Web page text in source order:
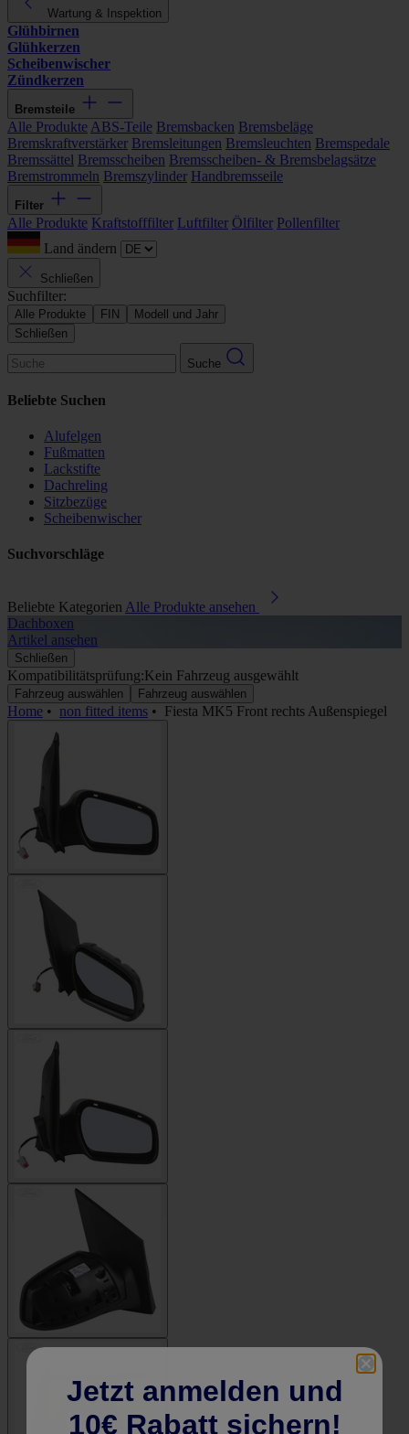
Wartung & Inspektion
Glühbirnen
Glühkerzen
Scheibenwischer
Zündkerzen
Bremsteile
Alle Produkte ABS-Teile Bremsbacken Bremsbeläge
Bremskraftverstärker Bremsleitungen Bremsleuchten Bremspedale
Bremssättel Bremsscheiben Bremsscheiben- & Bremsbelagsätze
Bremstrommeln Bremszylinder Handbremsseile
Filter
Alle Produkte Kraftstofffilter Luftfilter Ölfilter Pollenfilter
Land ändern
Schließen
Suchfilter:
Alle Produkte FIN
Modell und Jahr
Schließen
Suche
Beliebte Suchen
Alufelgen
Fußmatten
Lackstifte
Dachreling
Sitzbezüge
Scheibenwischer
Suchvorschläge
Beliebte Kategorien Alle Produkte ansehen
Dachboxen
Artikel ansehen
Schließen
Kompatibilitätsprüfung:Kein Fahrzeug ausgewählt
Fahrzeug auswählen Fahrzeug auswählen
Home • non fitted items • Fiesta MK5 Front rechts Außenspiegel
Jetzt anmelden und
10€ Rabatt sichern!